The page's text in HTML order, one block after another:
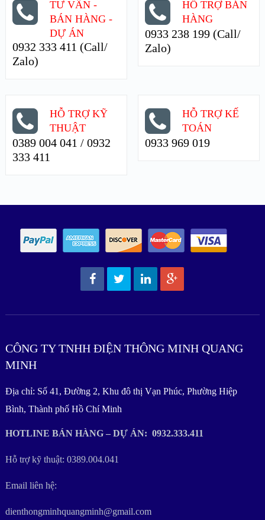
TƯ VẤN -
BÁN HÀNG -
DỰ ÁN
0932 333 411 (Call/
Zalo)
HỖ TRỢ BÁN
HÀNG
0933 238 199 (Call/
Zalo)
HỖ TRỢ KỸ
THUẬT
0389 004 041 / 0932
333 411
HỖ TRỢ KẾ
TOÁN
0933 969 019
CÔNG TY TNHH ĐIỆN THÔNG MINH QUANG
MINH
Địa chỉ: Số 41, Đường 2, Khu đô thị Vạn Phúc, Phường Hiệp
Bình, Thành phố Hồ Chí Minh
HOTLINE BÁN HÀNG – DỰ ÁN: 0932.333.411
Hỗ trợ kỹ thuật: 0389.004.041
Email liên hệ:
dienthongminhquangminh@gmail.com